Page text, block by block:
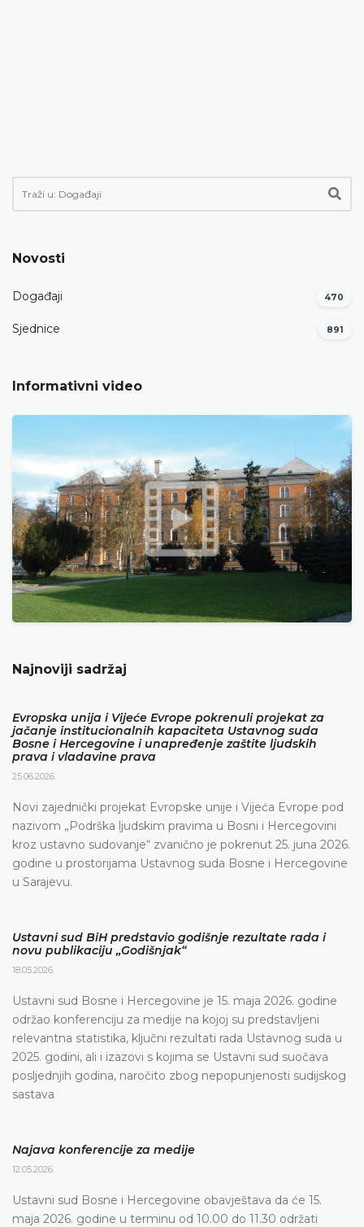
Novosti
Događaji 470
Sjednice 891
Informativni video
Najnoviji sadržaj
Evropska unija i Vijeće Evrope pokrenuli projekat za
jačanje institucionalnih kapaciteta Ustavnog suda
Bosne i Hercegovine i unapređenje zaštite ljudskih
prava i vladavine prava
25.06.2026.
Novi zajednički projekat Evropske unije i Vijeća Evrope pod
nazivom „Podrška ljudskim pravima u Bosni i Hercegovini
kroz ustavno sudovanje“ zvanično je pokrenut 25. juna 2026.
godine u prostorijama Ustavnog suda Bosne i Hercegovine
u Sarajevu.
Ustavni sud BiH predstavio godišnje rezultate rada i
novu publikaciju „Godišnjak“
18.05.2026.
Ustavni sud Bosne i Hercegovine je 15. maja 2026. godine
održao konferenciju za medije na kojoj su predstavljeni
relevantna statistika, ključni rezultati rada Ustavnog suda u
2025. godini, ali i izazovi s kojima se Ustavni sud suočava
posljednjih godina, naročito zbog nepopunjenosti sudijskog
sastava
Najava konferencije za medije
12.05.2026.
Ustavni sud Bosne i Hercegovine obavještava da će 15.
maja 2026. godine u terminu od 10.00 do 11.30 održati